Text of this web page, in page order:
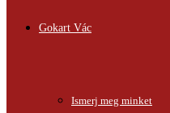
Gokart Vác
Ismerj meg minket